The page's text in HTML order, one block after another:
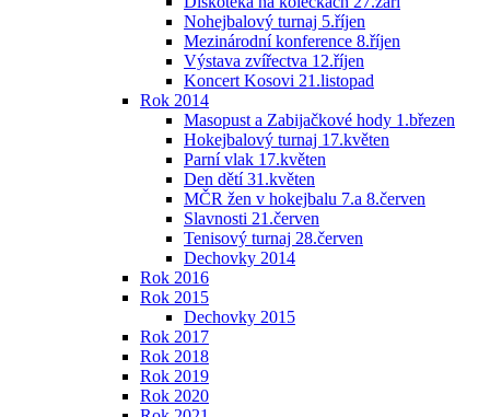
Nohejbalový turnaj 5.říjen
Mezinárodní konference 8.říjen
Výstava zvířectva 12.říjen
Koncert Kosovi 21.listopad
Rok 2014
Masopust a Zabijačkové hody 1.březen
Hokejbalový turnaj 17.květen
Parní vlak 17.květen
Den dětí 31.květen
MČR žen v hokejbalu 7.a 8.červen
Slavnosti 21.červen
Tenisový turnaj 28.červen
Dechovky 2014
Rok 2016
Rok 2015
Dechovky 2015
Rok 2017
Rok 2018
Rok 2019
Rok 2020